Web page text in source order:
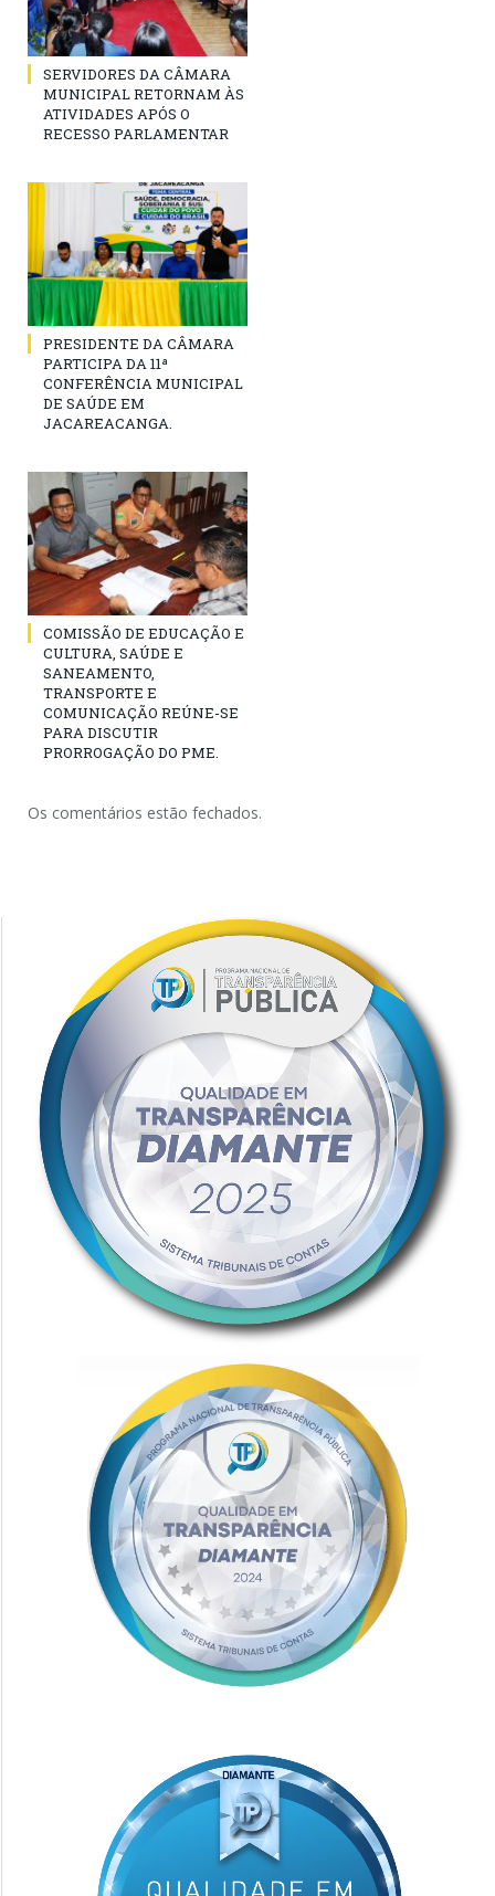
SERVIDORES DA CÂMARA
MUNICIPAL RETORNAM ÀS
ATIVIDADES APÓS O
RECESSO PARLAMENTAR
PRESIDENTE DA CÂMARA
PARTICIPA DA 11ª
CONFERÊNCIA MUNICIPAL
DE SAÚDE EM
JACAREACANGA.
COMISSÃO DE EDUCAÇÃO E
CULTURA, SAÚDE E
SANEAMENTO,
TRANSPORTE E
COMUNICAÇÃO REÚNE-SE
PARA DISCUTIR
PRORROGAÇÃO DO PME.
Os comentários estão fechados.